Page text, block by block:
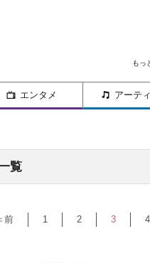
もっ
エンタメ アーテ
覧
前 1 2 3 4